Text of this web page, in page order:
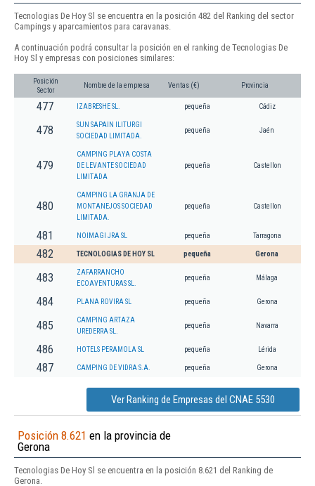
Tecnologias De Hoy Sl se encuentra en la posición 482 del Ranking del sector
Campings y aparcamientos para caravanas.
A continuación podrá consultar la posición en el ranking de Tecnologias De
Hoy Sl y empresas con posiciones similares:
Posición
Sector
Nombre de la empresa Ventas (€) Provincia
477 IZABRESHE SL. pequeña Cádiz
478
SUN SAPAIN ILITURGI
SOCIEDAD LIMITADA.
pequeña Jaén
479
CAMPING PLAYA COSTA
DE LEVANTE SOCIEDAD
LIMITADA
pequeña Castellon
480
CAMPING LA GRANJA DE
MONTANEJOS SOCIEDAD
LIMITADA.
pequeña Castellon
481 NOIMAGI JRA SL pequeña Tarragona
482 TECNOLOGIAS DE HOY SL pequeña Gerona
483
ZAFARRANCHO
ECOAVENTURAS SL.
pequeña Málaga
484 PLANA ROVIRA SL pequeña Gerona
485
CAMPING ARTAZA
UREDERRA SL.
pequeña Navarra
486 HOTELS PERAMOLA SL pequeña Lérida
487 CAMPING DE VIDRA S.A. pequeña Gerona
Ver Ranking de Empresas del CNAE 5530
Posición 8.621 en la provincia de
Gerona
Tecnologias De Hoy Sl se encuentra en la posición 8.621 del Ranking de
Gerona.